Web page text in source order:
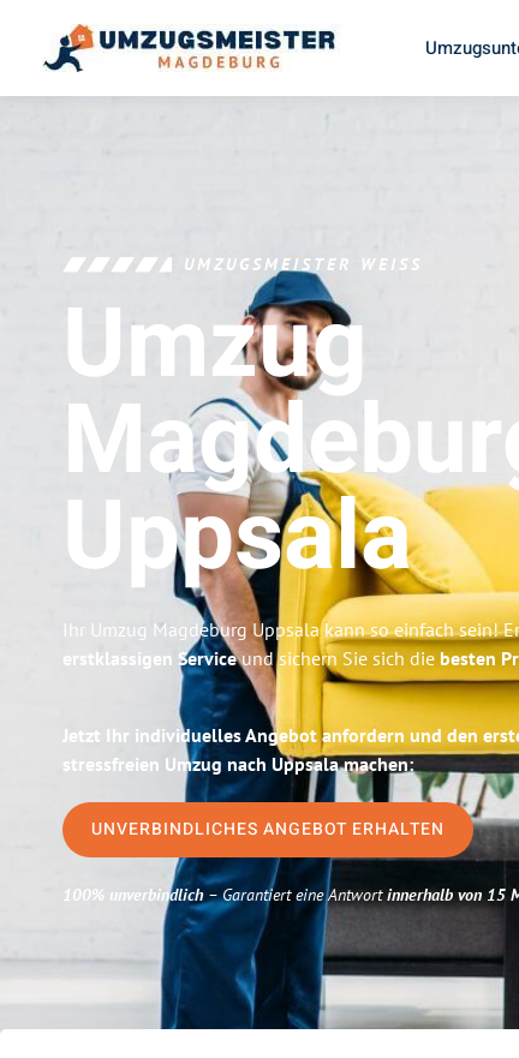
UMZUGSMEISTER WEISS
Umzug
Uppsala
Ihr Umzug Magdeburg Uppsala kann so einfach sein!
erstklassigen Serviceund sichern Sie sich die besten
Jetzt Ihr individuelles Angebot anfordern und den
stressfreien Umzug nach Uppsala machen:
UNVERBINDLICHES ANGEBOT ERHALTEN
100% unverbindlich– Garantiert eine Antwortinnerhalb von 15